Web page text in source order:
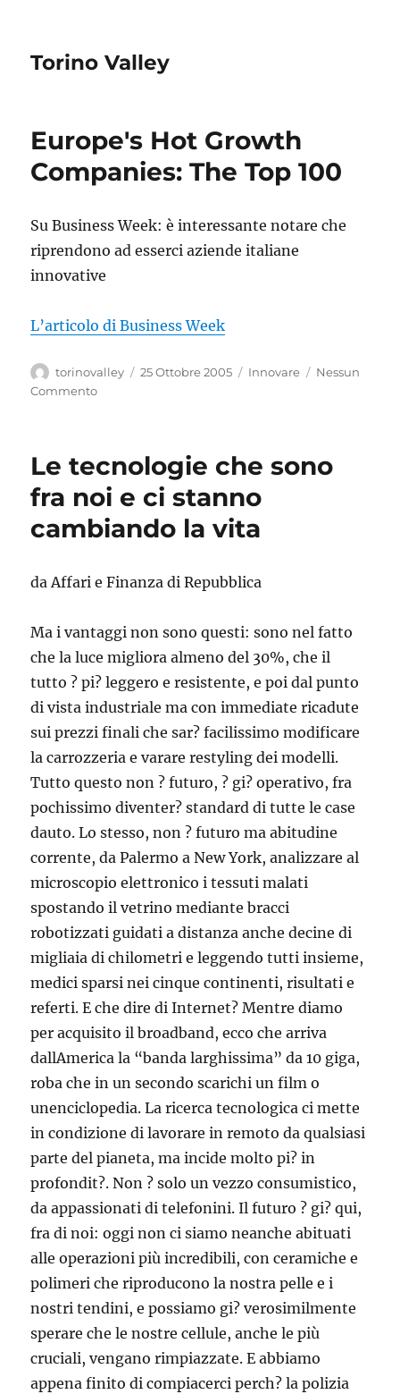
Torino Valley
Europe's Hot Growth
Companies: The Top 100
Su Business Week: è interessante notare che
riprendono ad esserci aziende italiane
innovative
L’articolo di Business Week
Autore
torinovalley
Pubblicato
25 Ottobre 2005 Categorie
Innovare
Nessun
Commento
Le tecnologie che sono
fra noi e ci stanno
cambiando la vita
da Affari e Finanza di Repubblica
Ma i vantaggi non sono questi: sono nel fatto
che la luce migliora almeno del 30%, che il
tutto ? pi? leggero e resistente, e poi dal punto
di vista industriale ma con immediate ricadute
sui prezzi finali che sar? facilissimo modificare
la carrozzeria e varare restyling dei modelli.
Tutto questo non ? futuro, ? gi? operativo, fra
pochissimo diventer? standard di tutte le case
dauto. Lo stesso, non ? futuro ma abitudine
corrente, da Palermo a New York, analizzare al
microscopio elettronico i tessuti malati
spostando il vetrino mediante bracci
robotizzati guidati a distanza anche decine di
migliaia di chilometri e leggendo tutti insieme,
medici sparsi nei cinque continenti, risultati e
referti. E che dire di Internet? Mentre diamo
per acquisito il broadband, ecco che arriva
dallAmerica la “banda larghissima” da 10 giga,
roba che in un secondo scarichi un film o
unenciclopedia. La ricerca tecnologica ci mette
in condizione di lavorare in remoto da qualsiasi
parte del pianeta, ma incide molto pi? in
profondit?. Non ? solo un vezzo consumistico,
da appassionati di telefonini. Il futuro ? gi? qui,
fra di noi: oggi non ci siamo neanche abituati
alle operazioni più incredibili, con ceramiche e
polimeri che riproducono la nostra pelle e i
nostri tendini, e possiamo gi? verosimilmente
sperare che le nostre cellule, anche le più
cruciali, vengano rimpiazzate. E abbiamo
appena finito di compiacerci perch? la polizia